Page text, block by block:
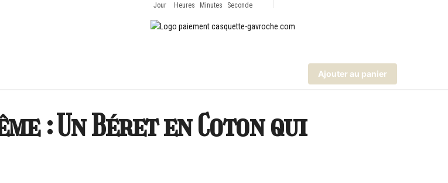
Jour Heures Minutes Seconde
Ajouter au panier
: Un Béret en Coton qui